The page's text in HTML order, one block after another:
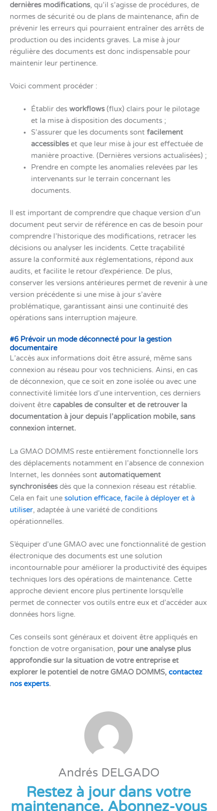
dernières modifications, qu’il s’agisse de procédures, de
normes de sécurité ou de plans de maintenance, afin de
prévenir les erreurs qui pourraient entraîner des arrêts de
production ou des incidents graves. La mise à jour
régulière des documents est donc indispensable pour
maintenir leur pertinence.
Voici comment procéder :
Établir des workflows (flux) clairs pour le pilotage
et la mise à disposition des documents ;
S’assurer que les documents sont facilement
accessibleset que leur mise à jour est effectuée de
manière proactive. (Dernières versions actualisées) ;
Prendre en compte les anomalies relevées par les
intervenants sur le terrain concernant les
documents.
Il est important de comprendre que chaque version d’un
document peut servir de référence en cas de besoin pour
comprendre l’historique des modifications, retracer les
décisions ou analyser les incidents. Cette traçabilité
assure la conformité aux réglementations, répond aux
audits, et facilite le retour d’expérience. De plus,
conserver les versions antérieures permet de revenir à une
version précédente si une mise à jour s’avère
problématique, garantissant ainsi une continuité des
opérations sans interruption majeure.
#6 Prévoir un mode déconnecté pour la gestion
documentaire
L’accès aux informations doit être assuré, même sans
connexion au réseau pour vos techniciens. Ainsi, en cas
de déconnexion, que ce soit en zone isolée ou avec une
connectivité limitée lors d’une intervention, ces derniers
doivent être capables de consulter et de retrouver la
documentation à jour depuis l’application mobile, sans
connexion internet.
La GMAO DOMMS reste entièrement fonctionnelle lors
des déplacements notamment en l’absence de connexion
Internet, les données sont automatiquement
synchronisées dès que la connexion réseau est rétablie.
Cela en fait une solution efficace, facile à déployer et à
utiliser, adaptée à une variété de conditions
opérationnelles.
S’équiper d’une GMAO avec une fonctionnalité de gestion
électronique des documents est une solution
incontournable pour améliorer la productivité des équipes
techniques lors des opérations de maintenance. Cette
approche devient encore plus pertinente lorsqu’elle
permet de connecter vos outils entre eux et d’accéder aux
données hors ligne.
Ces conseils sont généraux et doivent être appliqués en
fonction de votre organisation, pour une analyse plus
approfondie sur la situation de votre entreprise et
explorer le potentiel de notre GMAO DOMMS, contactez
nos experts.
Andrés DELGADO
Restez à jour dans votre
maintenance. Abonnez-vous